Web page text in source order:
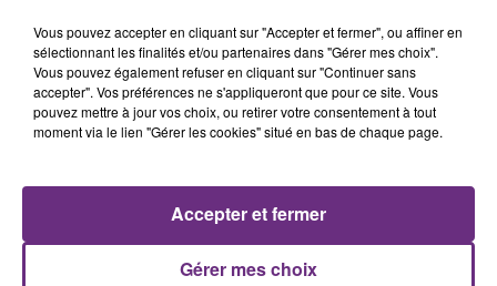
BENSON BOONE
The Time Of My Life
TAYLOR SWIFT
I Knew It, I Knew You
1h39
1h39 1h36
1h36
Vous pouvez accepter en cliquant sur "Accepter et fermer", ou affiner en
sélectionnant les finalités et/ou partenaires dans "Gérer mes choix".
Vous pouvez également refuser en cliquant sur "Continuer sans
accepter". Vos préférences ne s'appliqueront que pour ce site. Vous
pouvez mettre à jour vos choix, ou retirer votre consentement à tout
moment via le lien "Gérer les cookies" situé en bas de chaque page.
Gérer mes choix
Accepter et fermer